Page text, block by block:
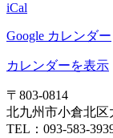
た
め
相
日
iCal
Google カレンダー
カレンダーを表示
〒803‐0814
北九州市小倉北
TEL：